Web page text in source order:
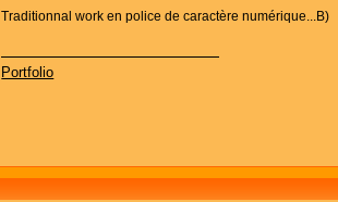
Traditionnal work en police de caractère numérique...B)
Portfolio